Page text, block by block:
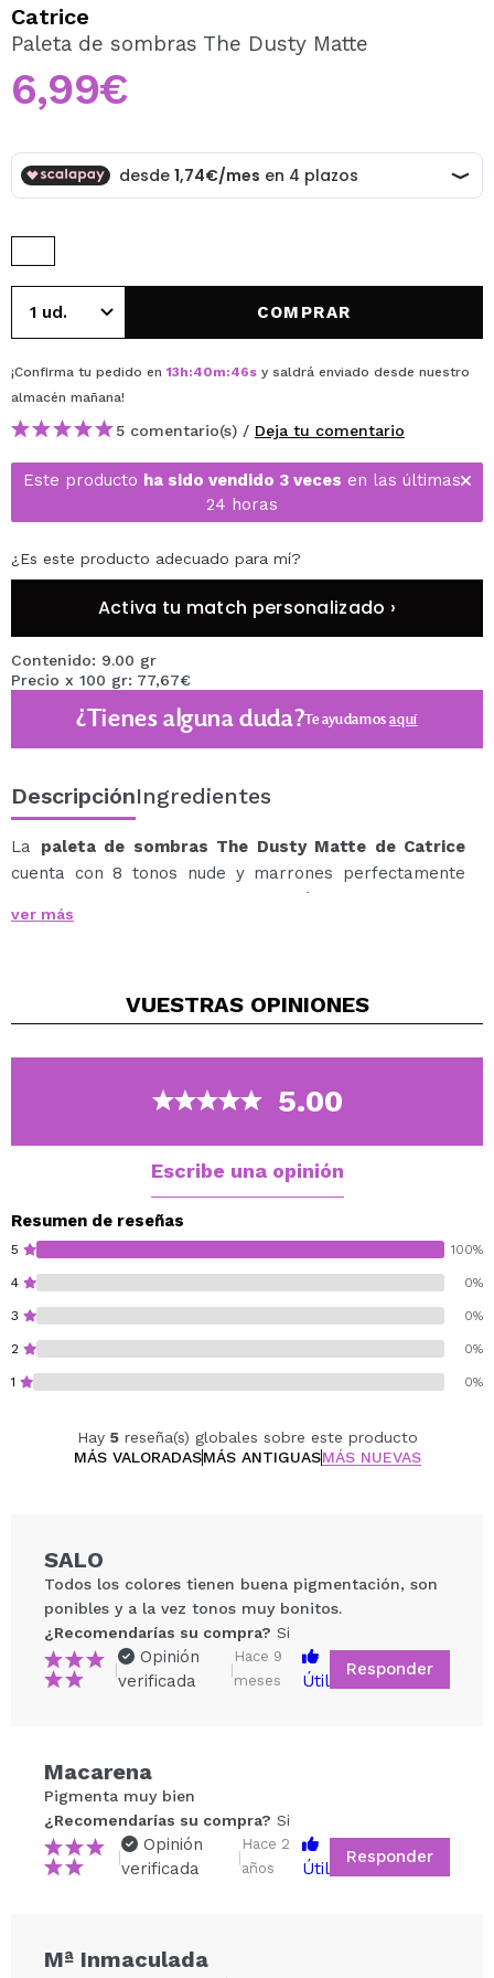
Al crear una cuenta en Maquillalia.com podrás realizar
tus compras rápidamente, revisar el estado de tus
pedidos y consultar tus operaciones anteriores.
CREAR CUENTA
Catrice
Paleta de sombras The Dusty Matte
6,99€
COMPRAR
¡Confirma tu pedido en 13h:40m:46s y saldrá enviado desde nuestro
almacén mañana!
5 comentario(s) / Deja tu comentario
Este producto ha sido vendido 3 veces en las últimas
24 horas
¿Es este producto adecuado para mí?
Activa tu match personalizado ›
Contenido: 9.00 gr
Precio x 100 gr: 77,67€
¿Tienes alguna duda?Te ayudamosaquí
DescripciónIngredientes
La paleta de sombras The Dusty Matte de Catrice
cuenta con 8 tonos nude y marrones perfectamente
combinados para crear los looks más dulces.
Gracias a los diferentes acabados de las sombras, la
difuminar y tiene gran pigmentación.
Vegan.
ver más
VUESTRAS OPINIONES
5.00
Escribe una opinión
Resumen de reseñas
5 100%
4 0%
3 0%
2 0%
1 0%
Hay 5reseña(s) globales sobre este producto
MÁS VALORADASMÁS ANTIGUASMÁS NUEVAS
Tu vídeo podría ser el primero. Imagínatelo...
¿Recomendarías su compra? Si No
SALO
Todos los colores tienen buena pigmentación, son
ponibles y a la vez tonos muy bonitos.
¿Recomendarías su compra? Si
|
Opinión
verificada
|
Hace 9
meses
Útil
Responder
Macarena
Pigmenta muy bien
¿Recomendarías su compra? Si
|
Opinión
verificada
|
Hace 2
años
Útil
Responder
Mª Inmaculada